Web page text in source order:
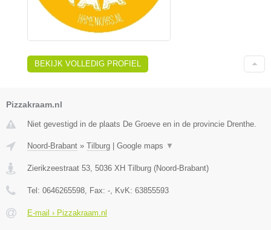
BEKIJK VOLLEDIG PROFIEL
Pizzakraam.nl
Niet gevestigd in de plaats De Groeve en in de provincie Drenthe.
Noord-Brabant » Tilburg Google maps ▼
Zierikzeestraat 53, 5036 XH Tilburg (Noord-Brabant)
Tel: 0646265598, Fax: -, KvK: 63855593
E-mail › Pizzakraam.nl